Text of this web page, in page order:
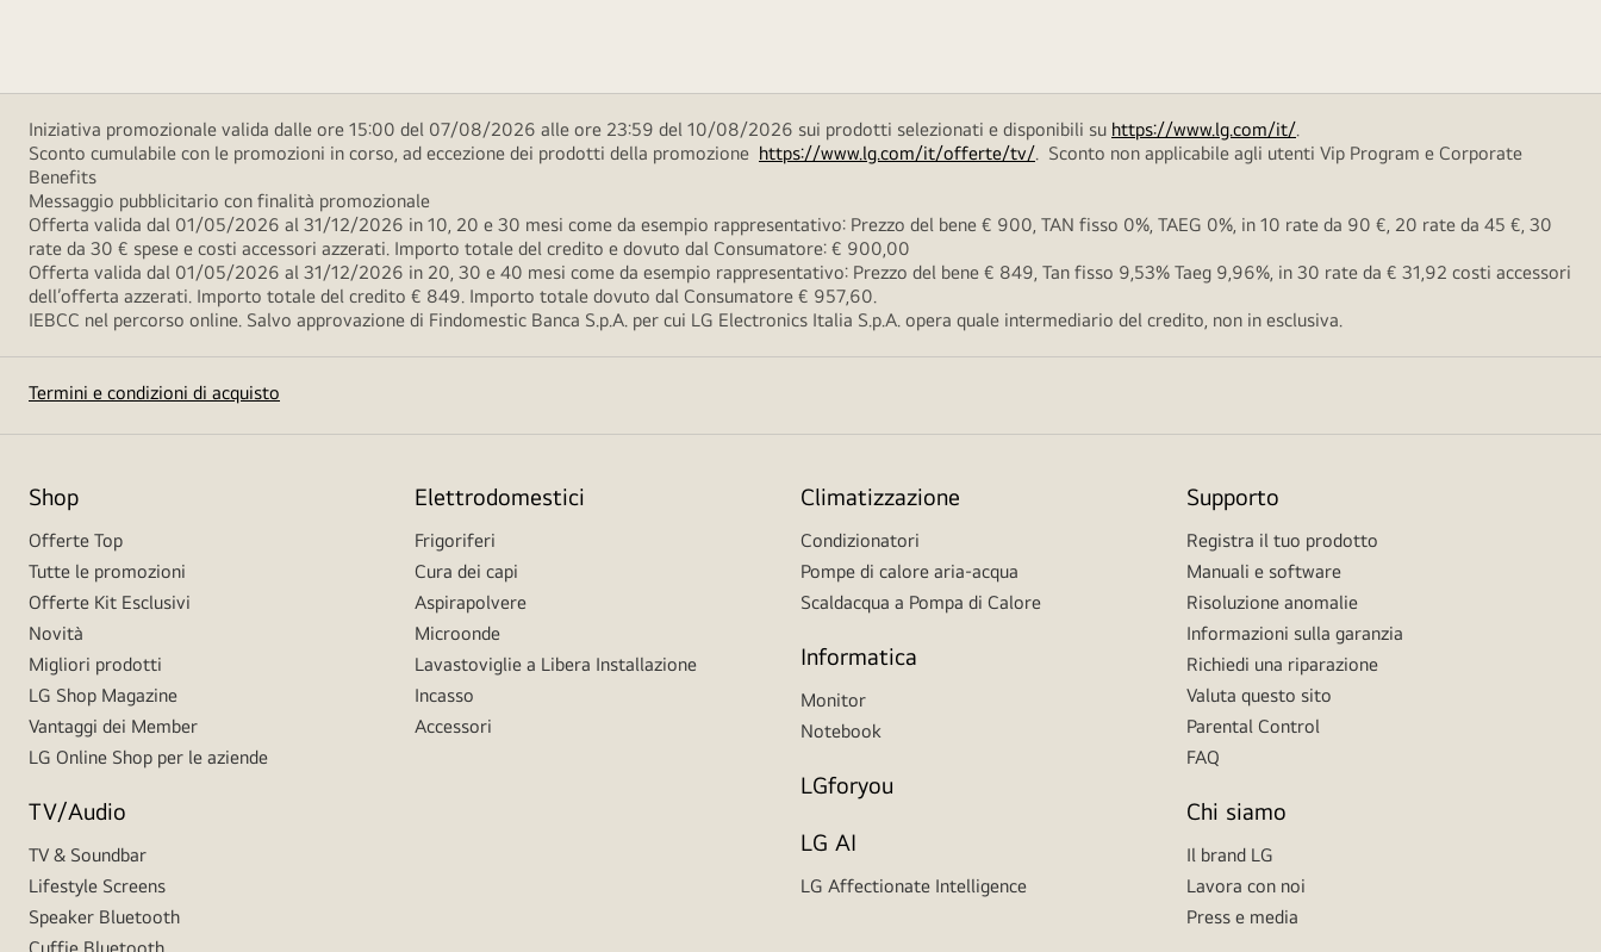
Iniziativa promozionale valida dalle ore 15:00 del 07/08/2026 alle ore 23:59 del 10/08/2026 sui prodotti selezionati e disponibili su https://www.lg.com/it/.
Sconto cumulabile con le promozioni in corso, ad eccezione dei prodotti della promozione https://www.lg.com/it/offerte/tv/. Sconto non applicabile agli utenti Vip Program e Corporate
Benefits
Messaggio pubblicitario con finalità promozionale
Offerta valida dal 01/05/2026 al 31/12/2026 in 10, 20 e 30 mesi come da esempio rappresentativo: Prezzo del bene € 900, TAN fisso 0%, TAEG 0%, in 10 rate da 90 €, 20 rate da 45 €, 30
rate da 30 € spese e costi accessori azzerati. Importo totale del credito e dovuto dal Consumatore: € 900,00
Offerta valida dal 01/05/2026 al 31/12/2026 in 20, 30 e 40 mesi come da esempio rappresentativo: Prezzo del bene € 849, Tan fisso 9,53% Taeg 9,96%, in 30 rate da € 31,92 costi accessori
dell’offerta azzerati. Importo totale del credito € 849. Importo totale dovuto dal Consumatore € 957,60.
IEBCC nel percorso online. Salvo approvazione di Findomestic Banca S.p.A. per cui LG Electronics Italia S.p.A. opera quale intermediario del credito, non in esclusiva.
Termini e condizioni di acquisto
Shop
Offerte Top
Tutte le promozioni
Offerte Kit Esclusivi
Novità
Migliori prodotti
LG Shop Magazine
Vantaggi dei Member
LG Online Shop per le aziende
TV/Audio
TV & Soundbar
Lifestyle Screens
Speaker Bluetooth
Elettrodomestici
Frigoriferi
Cura dei capi
Aspirapolvere
Microonde
Lavastoviglie a Libera Installazione
Incasso
Accessori
Climatizzazione
Condizionatori
Pompe di calore aria-acqua
Scaldacqua a Pompa di Calore
Informatica
Monitor
Notebook
LGforyou
LG AI
LG Affectionate Intelligence
Supporto
Registra il tuo prodotto
Manuali e software
Risoluzione anomalie
Informazioni sulla garanzia
Richiedi una riparazione
Valuta questo sito
Parental Control
FAQ
Chi siamo
Il brand LG
Lavora con noi
Press e media